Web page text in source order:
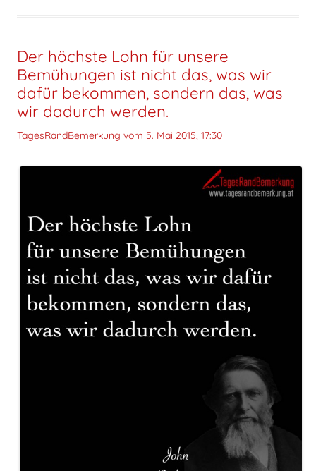
Der höchste Lohn für unsere
Bemühungen ist nicht das, was wir
dafür bekommen, sondern das, was
wir dadurch werden.
TagesRandBemerkung vom 5. Mai 2015, 17:30